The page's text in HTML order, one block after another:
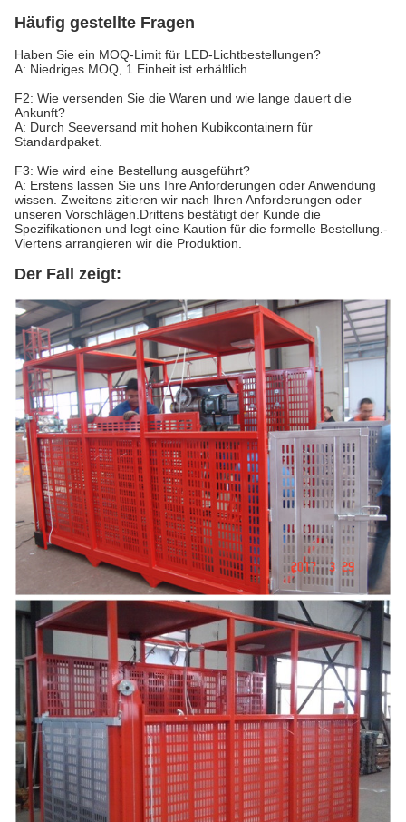
Häufig gestellte Fragen
Haben Sie ein MOQ-Limit für LED-Lichtbestellungen?
A: Niedriges MOQ, 1 Einheit ist erhältlich.
F2: Wie versenden Sie die Waren und wie lange dauert die
Ankunft?
A: Durch Seeversand mit hohen Kubikcontainern für
Standardpaket.
F3: Wie wird eine Bestellung ausgeführt?
A: Erstens lassen Sie uns Ihre Anforderungen oder Anwendung
wissen. Zweitens zitieren wir nach Ihren Anforderungen oder
unseren Vorschlägen.Drittens bestätigt der Kunde die
Spezifikationen und legt eine Kaution für die formelle Bestellung.-
Viertens arrangieren wir die Produktion.
Der Fall zeigt: